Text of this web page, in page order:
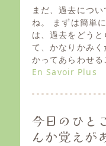
s
t
e
d
o
n
まだ、過去につ
ね。 まずは簡単
は、過去をどう
て、かなりかみ
かってあらわせ
En Savoir Plus
今日のひと
んか覚えが